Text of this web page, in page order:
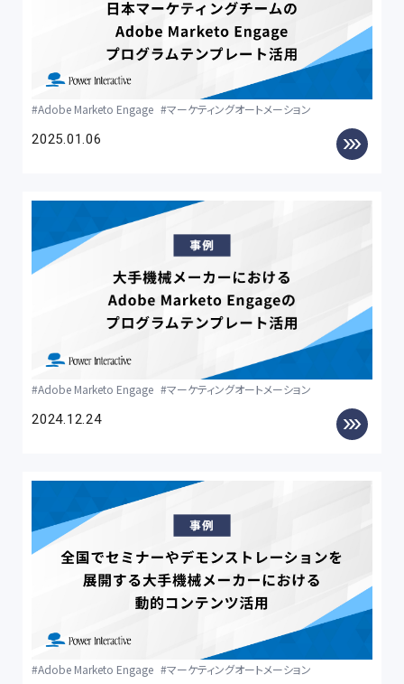
Adobe Marketo Engage マーケティングオートメーション
2025.01.06
Adobe Marketo Engage マーケティングオートメーション
2024.12.24
Adobe Marketo Engage マーケティングオートメーション